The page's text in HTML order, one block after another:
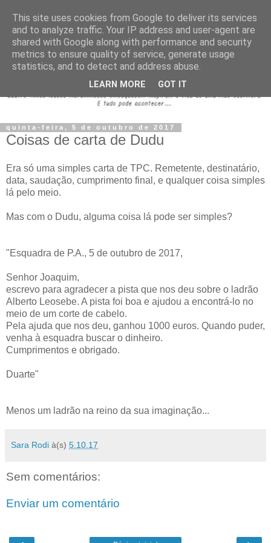
quinta-feira, 5 de outubro de 2017
Coisas de carta de Dudu
Era só uma simples carta de TPC. Remetente, destinatário,
data, saudação, cumprimento final, e qualquer coisa simples
lá pelo meio.
Mas com o Dudu, alguma coisa lá pode ser simples?
"Esquadra de P.A., 5 de outubro de 2017,
Senhor Joaquim,
escrevo para agradecer a pista que nos deu sobre o ladrão
Alberto Leosebe. A pista foi boa e ajudou a encontrá-lo no
meio de um corte de cabelo.
Pela ajuda que nos deu, ganhou 1000 euros. Quando puder,
venha à esquadra buscar o dinheiro.
Cumprimentos e obrigado.
Duarte"
Menos um ladrão na reino da sua imaginação...
Sara Rodi à(s) 5.10.17
Sem comentários:
Enviar um comentário
This site uses cookies from Google to deliver its services
and to analyze traffic. Your IP address and user-agent are
shared with Google along with performance and security
metrics to ensure quality of service, generate usage
statistics, and to detect and address abuse.
LEARN MORE GOT IT